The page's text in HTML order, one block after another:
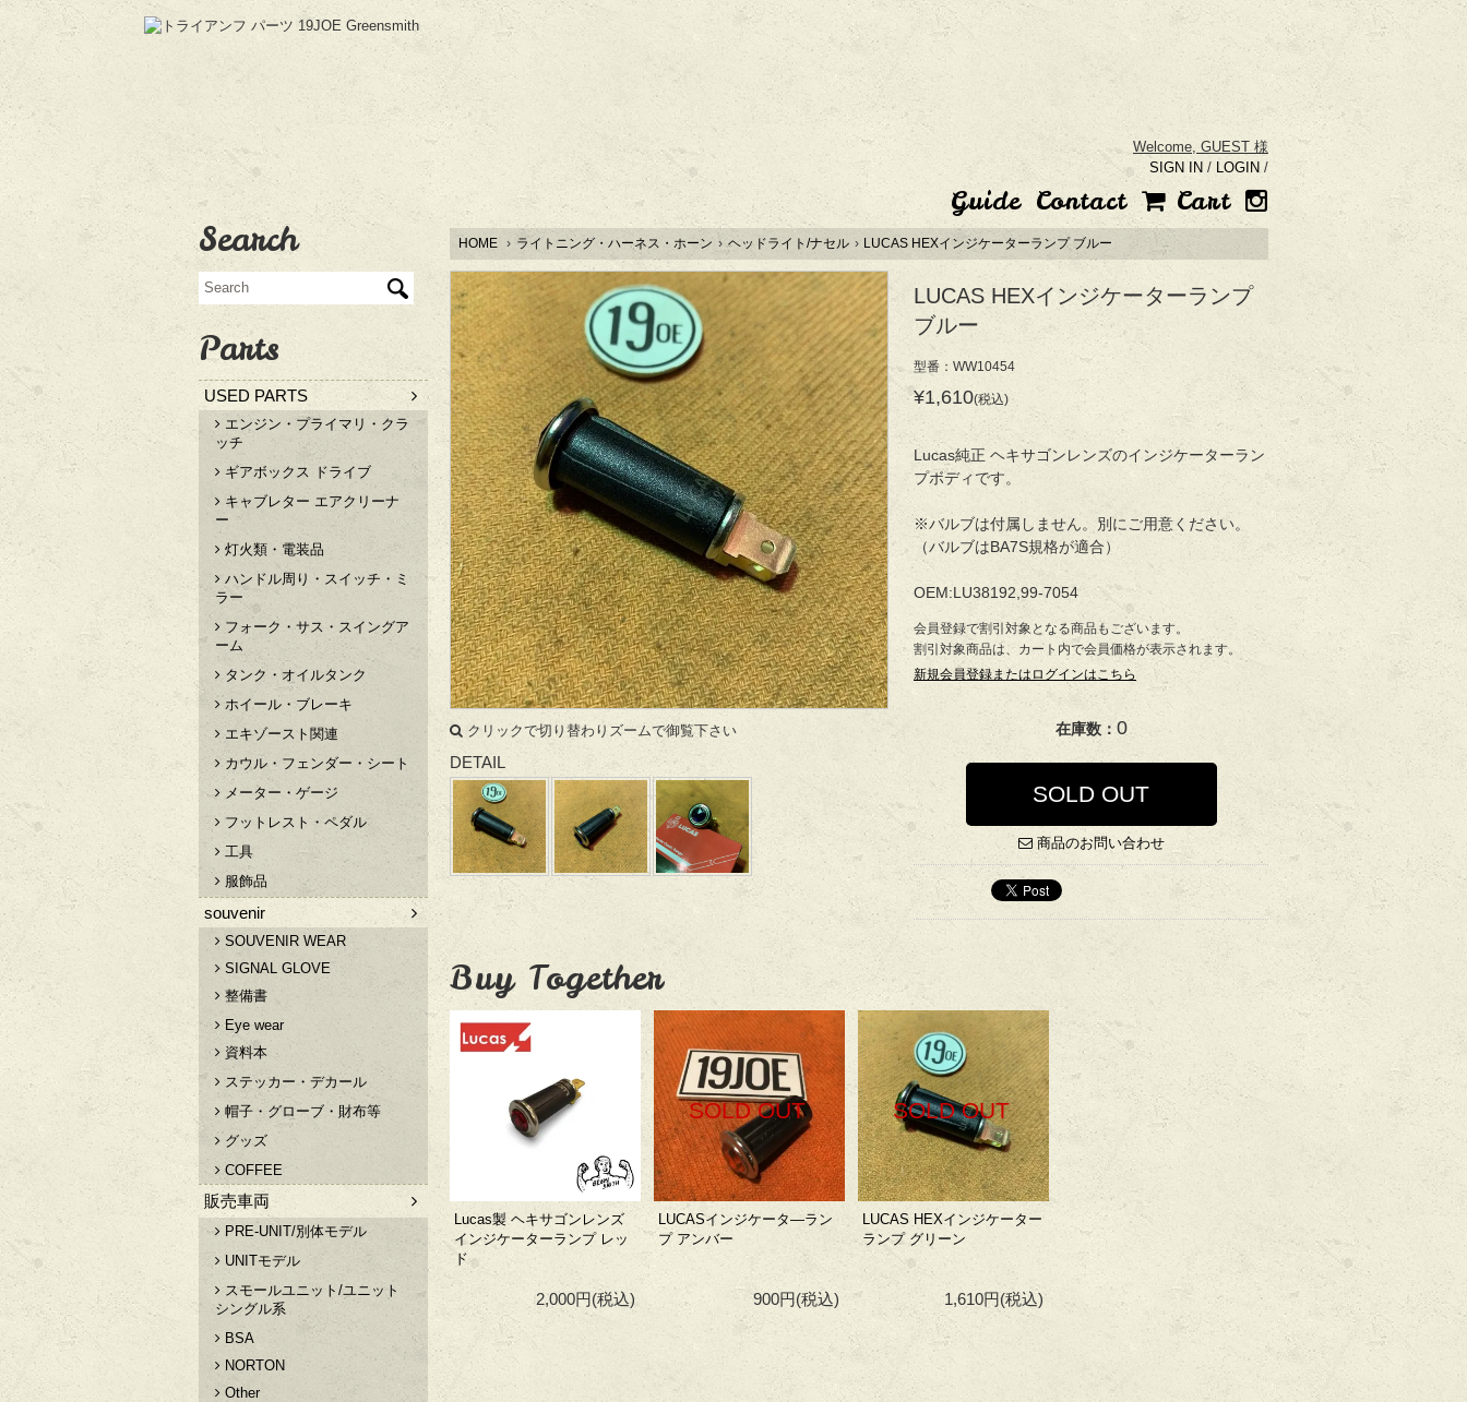
Welcome, GUEST 様
SIGN IN / LOGIN /
Guide Contact Cart
HOME › ライトニング・ハーネス・ホーン › ヘッドライト/ナセル › LUCAS HEXインジケーターランプ ブルー
LUCAS HEXインジケーターランプ
ブルー
型番：WW10454
¥1,610(税込)
Lucas純正 ヘキサゴンレンズのインジケーターラン
プボディです。
※バルブは付属しません。別にご用意ください。
（バルブはBA7S規格が適合）
OEM:LU38192,99-7054
会員登録で割引対象となる商品もございます。
割引対象商品は、カート内で会員価格が表示されます。
新規会員登録またはログインはこちら
在庫数： 0
SOLD OUT
商品のお問い合わせ
クリックで切り替わりズームで御覧下さい
DETAIL
Buy Together
Lucas製 ヘキサゴンレンズ
インジケーターランプ レッ
ド
2,000円(税込)
SOLD OUT
LUCASインジケータ―ラン
プ アンバー
900円(税込)
SOLD OUT
LUCAS HEXインジケーター
ランプ グリーン
1,610円(税込)
Search
Parts
USED PARTS
エンジン・プライマリ・クラ
ッチ
ギアボックス ドライブ
キャブレター エアクリーナ
ー
灯火類・電装品
ハンドル周り・スイッチ・ミ
ラー
フォーク・サス・スイングア
ーム
タンク・オイルタンク
ホイール・ブレーキ
エキゾースト関連
カウル・フェンダー・シート
メーター・ゲージ
フットレスト・ペダル
工具
服飾品
souvenir
SOUVENIR WEAR
SIGNAL GLOVE
整備書
Eye wear
資料本
ステッカー・デカール
帽子・グローブ・財布等
グッズ
COFFEE
販売車両
PRE-UNIT/別体モデル
UNITモデル
スモールユニット/ユニット
シングル系
BSA
NORTON
Other